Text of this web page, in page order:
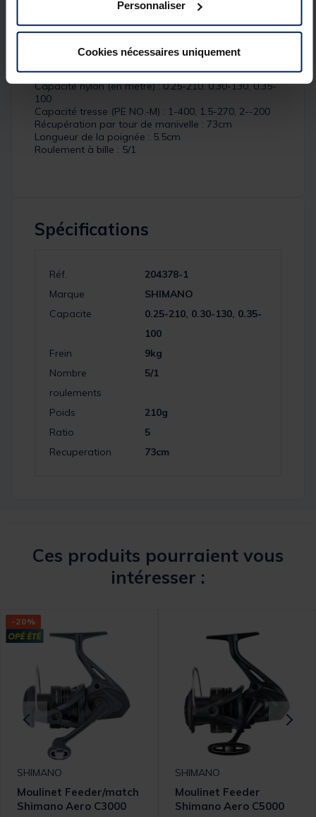
Personnaliser
Cookies nécessaires uniquement
Caractéristiques duAero Xr C3000:
Poids : 210g
Capacité nylon (en mètre) : 0.25-210, 0.30-130, 0.35-
100
Capacité tresse (PE NO.-M) : 1-400, 1.5-270, 2--200
Récupération par tour de manivelle : 73cm
Longueur de la poignée : 5.5cm
Roulement à bille : 5/1
Spécifications
Réf.
204378-1
Marque
SHIMANO
Capacite
0.25-210, 0.30-130, 0.35-
100
Frein
9kg
Nombre
roulements
5/1
Poids
210g
Ratio
5
Recuperation
73cm
Ces produits pourraient vous
intéresser :
-20%
SHIMANO
Moulinet Feeder/match
Shimano Aero C3000
SHIMANO
Moulinet Feeder
Shimano Aero C5000